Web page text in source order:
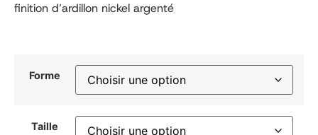
finition d’ardillon nickel argenté
Forme
Taille